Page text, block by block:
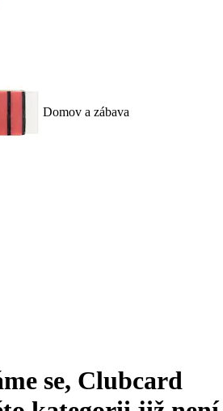
Domov a zábava
se, Clubcard